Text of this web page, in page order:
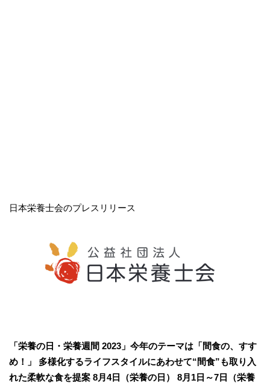
日本栄養士会のプレスリリース
「栄養の日・栄養週間 2023 」今年のテーマは 「間食の、すす
め！」
多様化するライフスタイルにあわせて“間食”も取り入
れた柔軟な食を提案 8月 4日（栄養の日） 8月 1 日～7 日（栄養